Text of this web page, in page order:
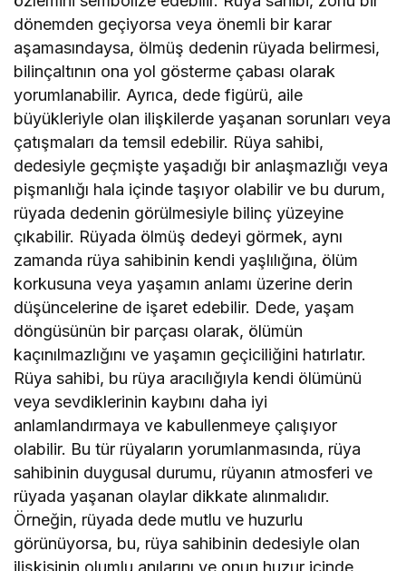
dönemden geçiyorsa veya önemli bir karar
aşamasındaysa, ölmüş dedenin rüyada belirmesi,
bilinçaltının ona yol gösterme çabası olarak
yorumlanabilir. Ayrıca, dede figürü, aile
büyükleriyle olan ilişkilerde yaşanan sorunları veya
çatışmaları da temsil edebilir. Rüya sahibi,
dedesiyle geçmişte yaşadığı bir anlaşmazlığı veya
pişmanlığı hala içinde taşıyor olabilir ve bu durum,
rüyada dedenin görülmesiyle bilinç yüzeyine
çıkabilir. Rüyada ölmüş dedeyi görmek, aynı
zamanda rüya sahibinin kendi yaşlılığına, ölüm
korkusuna veya yaşamın anlamı üzerine derin
düşüncelerine de işaret edebilir. Dede, yaşam
döngüsünün bir parçası olarak, ölümün
kaçınılmazlığını ve yaşamın geçiciliğini hatırlatır.
Rüya sahibi, bu rüya aracılığıyla kendi ölümünü
veya sevdiklerinin kaybını daha iyi
anlamlandırmaya ve kabullenmeye çalışıyor
olabilir. Bu tür rüyaların yorumlanmasında, rüya
sahibinin duygusal durumu, rüyanın atmosferi ve
rüyada yaşanan olaylar dikkate alınmalıdır.
Örneğin, rüyada dede mutlu ve huzurlu
görünüyorsa, bu, rüya sahibinin dedesiyle olan
ilişkisinin olumlu anılarını ve onun huzur içinde